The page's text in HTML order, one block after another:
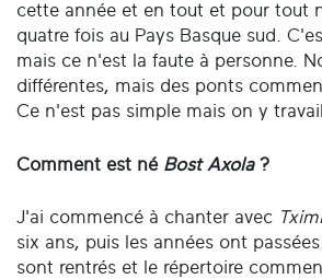
cette année et en tout et pour tout
quatre fois au Pays Basque sud.
mais ce n'est la faute à personne.
différentes, mais des ponts
Ce n'est pas simple mais on y
Comment est né Bost Axola?
J'ai commencé à chanter avec
six ans, puis les années ont
sont rentrés et le répertoire